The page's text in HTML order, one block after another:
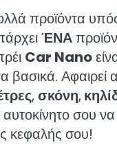
προϊόντα
ΈΝΑ
Car Nano
βασικά. Αφαιρεί
,σκόνη,
αυτοκίνητο σου
κεφαλής σου!